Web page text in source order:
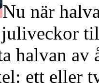
Nu när
juliveckor
halvan
ett eller